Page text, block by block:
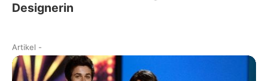
Designerin
Artikel -